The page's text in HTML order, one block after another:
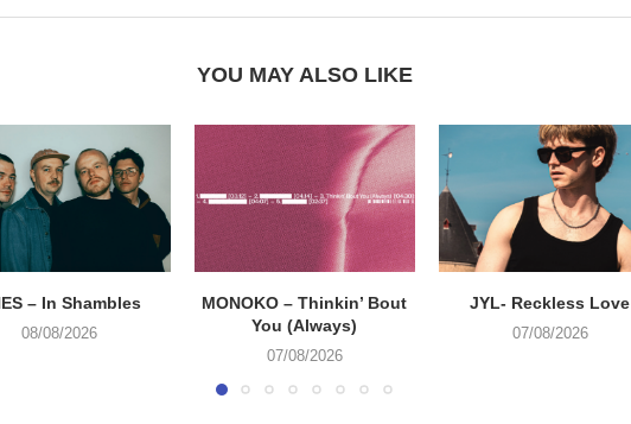
YOU MAY ALSO LIKE
– In Shambles
08/08/2026
MONOKO – Thinkin’ Bout
You (Always)
07/08/2026
JYL- Reckless Love
07/08/2026